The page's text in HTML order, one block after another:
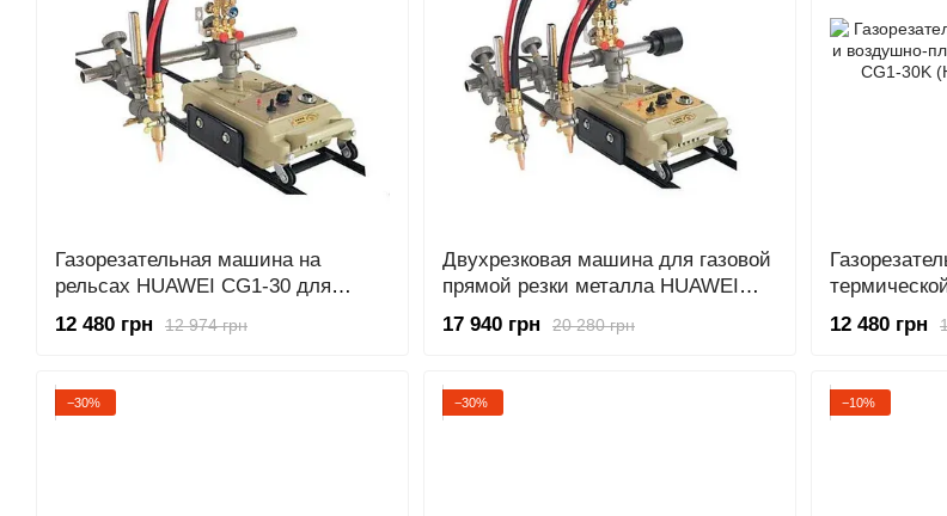
Газорезательная машина на
рельсах HUAWEI CG1-30 для
прямой резки металла толщиной
6-100 мм
12 974 грн
12 480 грн
Двухрезковая машина для газовой
прямой резки металла HUAWEI
CG1-100 толщиной 6-100 мм на
рельсах
20 280 грн
17 940 грн
плазменной
30K
12 480 грн
−30% −30% −10%